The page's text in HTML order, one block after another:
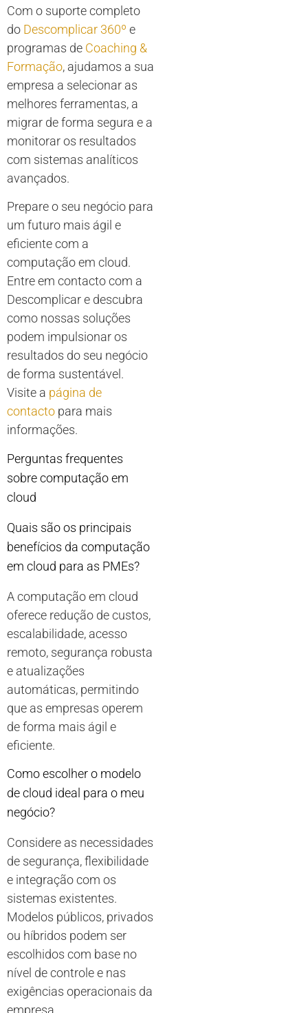
Com o suporte completo
do Descomplicar 360º e
programas de Coaching &
Formação, ajudamos a sua
empresa a selecionar as
melhores ferramentas, a
migrar de forma segura e a
monitorar os resultados
com sistemas analíticos
avançados.
Prepare o seu negócio para
um futuro mais ágil e
eficiente com a
computação em cloud.
Entre em contacto com a
Descomplicar e descubra
como nossas soluções
podem impulsionar os
resultados do seu negócio
de forma sustentável.
Visite a página de
contacto para mais
informações.
Perguntas frequentes
sobre computação em
cloud
Quais são os principais
benefícios da computação
em cloud para as PMEs?
A computação em cloud
oferece redução de custos,
escalabilidade, acesso
remoto, segurança robusta
e atualizações
automáticas, permitindo
que as empresas operem
de forma mais ágil e
eficiente.
Como escolher o modelo
de cloud ideal para o meu
negócio?
Considere as necessidades
de segurança, flexibilidade
e integração com os
sistemas existentes.
Modelos públicos, privados
ou híbridos podem ser
escolhidos com base no
nível de controle e nas
exigências operacionais da
empresa.